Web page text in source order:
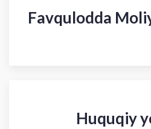
Favqulodda
Huquqiy